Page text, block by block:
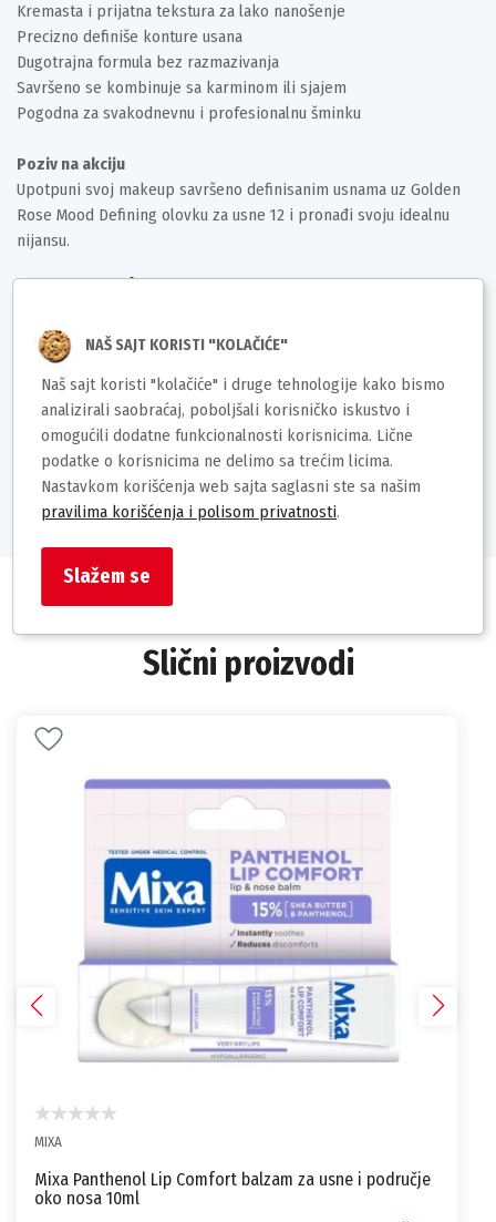
Kremasta i prijatna tekstura za lako nanošenje
Precizno definiše konture usana
Dugotrajna formula bez razmazivanja
Savršeno se kombinuje sa karminom ili sjajem
Pogodna za svakodnevnu i profesionalnu šminku
Poziv na akciju
Upotpuni svoj makeup savršeno definisanim usnama uz Golden
Rose Mood Defining olovku za usne 12 i pronađi svoju idealnu
nijansu.
Deklaracija
Brend: Golden Rose
Uvoznik / proizvođač:
Zemlja porekla:Turska
Prava potrošača: Zagarantovana sva prava kupaca po Zakonu o
zaštiti potrošača
Barkod:8691190570255
Slični proizvodi
MIXA
Mixa Panthenol Lip Comfort balzam za usne i područje
oko nosa 10ml
NAŠ SAJT KORISTI "KOLAČIĆE"
Naš sajt koristi "kolačiće" i druge tehnologije kako bismo
analizirali saobraćaj, poboljšali korisničko iskustvo i
omogućili dodatne funkcionalnosti korisnicima. Lične
podatke o korisnicima ne delimo sa trećim licima.
Nastavkom korišćenja web sajta saglasni ste sa našim
pravilima korišćenja i polisom privatnosti.
Slažem se